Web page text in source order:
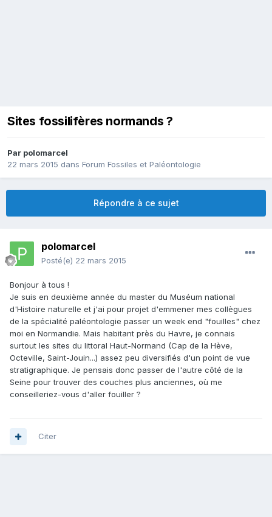
Sites fossilifères normands ?
Par polomarcel
22 mars 2015 dans Forum Fossiles et Paléontologie
Répondre à ce sujet
polomarcel
Posté(e) 22 mars 2015
Bonjour à tous !
Je suis en deuxième année du master du Muséum national
d'Histoire naturelle et j'ai pour projet d'emmener mes collègues
de la spécialité paléontologie passer un week end "fouilles" chez
moi en Normandie. Mais habitant près du Havre, je connais
surtout les sites du littoral Haut-Normand (Cap de la Hève,
Octeville, Saint-Jouin...) assez peu diversifiés d'un point de vue
stratigraphique. Je pensais donc passer de l'autre côté de la
Seine pour trouver des couches plus anciennes, où me
conseilleriez-vous d'aller fouiller ?
Citer